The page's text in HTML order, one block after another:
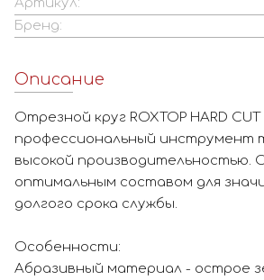
Артикул:
Бренд:
Описание
Отрезной круг ROXTOP HARD CUT
профессиональный инструмент
высокой производительностью.
оптимальным составом для
долгого срока службы.
Особенности:
Абразивный материал - острое